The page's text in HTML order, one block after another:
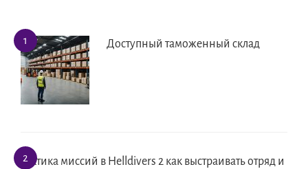
Доступный таможенный склад
Тактика миссий в Helldivers 2 как выстраивать отряд и